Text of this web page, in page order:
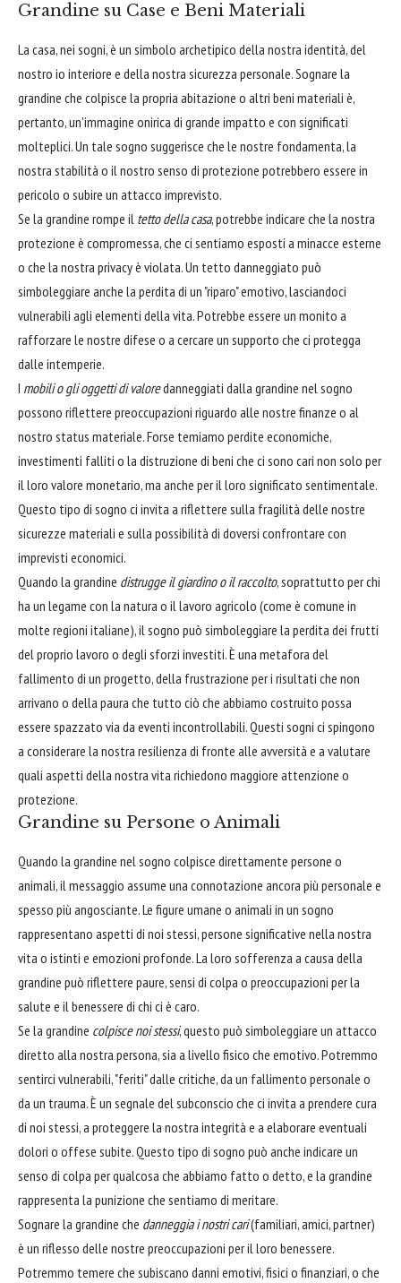
Grandine su Case e Beni Materiali
La casa, nei sogni, è un simbolo archetipico della nostra identità, del
nostro io interiore e della nostra sicurezza personale. Sognare la
grandine che colpisce la propria abitazione o altri beni materiali è,
pertanto, un'immagine onirica di grande impatto e con significati
molteplici. Un tale sogno suggerisce che le nostre fondamenta, la
nostra stabilità o il nostro senso di protezione potrebbero essere in
pericolo o subire un attacco imprevisto.
Se la grandine rompe il tetto della casa, potrebbe indicare che la nostra
protezione è compromessa, che ci sentiamo esposti a minacce esterne
o che la nostra privacy è violata. Un tetto danneggiato può
simboleggiare anche la perdita di un "riparo" emotivo, lasciandoci
vulnerabili agli elementi della vita. Potrebbe essere un monito a
rafforzare le nostre difese o a cercare un supporto che ci protegga
dalle intemperie.
I mobili o gli oggetti di valoredanneggiati dalla grandine nel sogno
possono riflettere preoccupazioni riguardo alle nostre finanze o al
nostro status materiale. Forse temiamo perdite economiche,
investimenti falliti o la distruzione di beni che ci sono cari non solo per
il loro valore monetario, ma anche per il loro significato sentimentale.
Questo tipo di sogno ci invita a riflettere sulla fragilità delle nostre
sicurezze materiali e sulla possibilità di doversi confrontare con
imprevisti economici.
Quando la grandine distrugge il giardino o il raccolto, soprattutto per chi
ha un legame con la natura o il lavoro agricolo (come è comune in
molte regioni italiane), il sogno può simboleggiare la perdita dei frutti
del proprio lavoro o degli sforzi investiti. È una metafora del
fallimento di un progetto, della frustrazione per i risultati che non
arrivano o della paura che tutto ciò che abbiamo costruito possa
essere spazzato via da eventi incontrollabili. Questi sogni ci spingono
a considerare la nostra resilienza di fronte alle avversità e a valutare
quali aspetti della nostra vita richiedono maggiore attenzione o
protezione.
Grandine su Persone o Animali
Quando la grandine nel sogno colpisce direttamente persone o
animali, il messaggio assume una connotazione ancora più personale e
spesso più angosciante. Le figure umane o animali in un sogno
rappresentano aspetti di noi stessi, persone significative nella nostra
vita o istinti e emozioni profonde. La loro sofferenza a causa della
grandine può riflettere paure, sensi di colpa o preoccupazioni per la
salute e il benessere di chi ci è caro.
Se la grandine colpisce noi stessi, questo può simboleggiare un attacco
diretto alla nostra persona, sia a livello fisico che emotivo. Potremmo
sentirci vulnerabili, "feriti" dalle critiche, da un fallimento personale o
da un trauma. È un segnale del subconscio che ci invita a prendere cura
di noi stessi, a proteggere la nostra integrità e a elaborare eventuali
dolori o offese subite. Questo tipo di sogno può anche indicare un
senso di colpa per qualcosa che abbiamo fatto o detto, e la grandine
rappresenta la punizione che sentiamo di meritare.
Sognare la grandine che danneggia i nostri cari(familiari, amici, partner)
è un riflesso delle nostre preoccupazioni per il loro benessere.
Potremmo temere che subiscano danni emotivi, fisici o finanziari, o che